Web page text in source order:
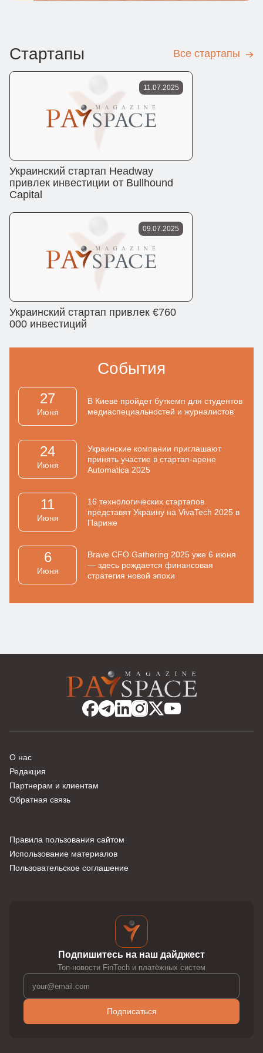
Стартапы Все стартапы
11.07.2025
Украинский стартап Headway
привлек инвестиции от Bullhound
Capital
09.07.2025
Украинский стартап привлек €760
000 инвестиций
События
27
Июня
В Киеве пройдет буткемп для студентов
медиаспециальностей и журналистов
24
Июня
Украинские компании приглашают
принять участие в стартап-арене
Automatica 2025
11
Июня
16 технологических стартапов
представят Украину на VivaTech 2025 в
Париже
6
Июня
Brave CFO Gathering 2025 уже 6 июня
— здесь рождается финансовая
стратегия новой эпохи
О нас
Редакция
Партнерам и клиентам
Обратная связь
Правила пользования сайтом
Использование материалов
Пользовательское соглашение
Подпишитесь на наш дайджест
Топ-новости FinTech и платёжных систем
Подписаться